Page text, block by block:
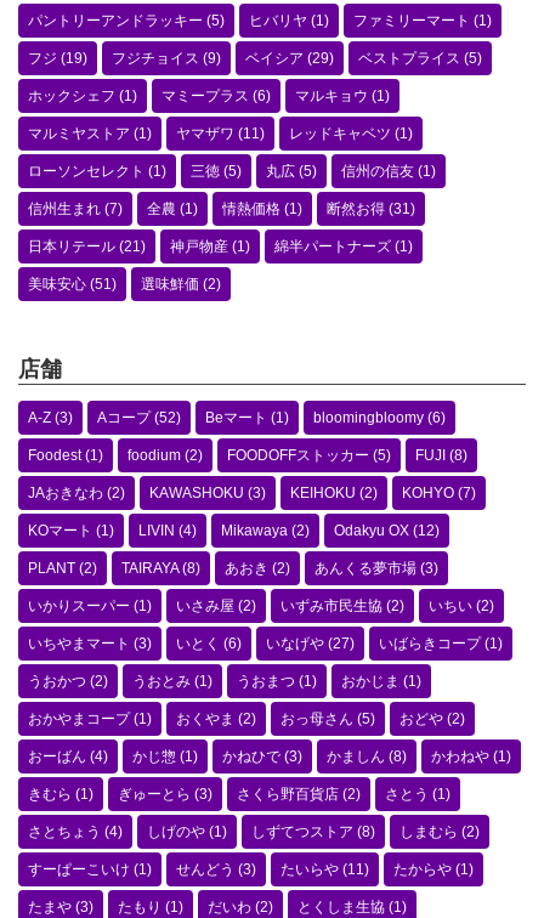
パントリーアンドラッキー (5) ヒバリヤ (1) ファミリーマート (1)
フジ (19) フジチョイス (9) ベイシア (29) ベストプライス (5)
ホックシェフ (1) マミープラス (6) マルキョウ (1)
マルミヤストア (1) ヤマザワ (11) レッドキャベツ (1)
ローソンセレクト (1) 三徳 (5) 丸広 (5) 信州の信友 (1)
信州生まれ (7) 全農 (1) 情熱価格 (1) 断然お得 (31)
日本リテール (21) 神戸物産 (1) 綿半パートナーズ (1)
美味安心 (51) 選味鮮価 (2)
店舗
A-Z (3) Aコープ(52) Beマート (1) bloomingbloomy (6)
Foodest(1) foodium (2) FOODOFFストッカー (5) FUJI (8)
JAおきなわ (2) KAWASHOKU (3) KEIHOKU (2) KOHYO (7)
KOマート (1) LIVIN (4) Mikawaya (2) Odakyu OX (12)
PLANT (2) TAIRAYA(8) あおき (2) あんくる夢市場 (3)
いかりスーパー (1) いさみ屋 (2) いずみ市民生協 (2) いちい (2)
いちやまマート (3) いとく (6) いなげや (27) いばらきコープ(1)
うおかつ (2) うおとみ (1) うおまつ (1) おかじま (1)
おかやまコープ(1) おくやま (2) おっ母さん (5) おどや (2)
おーばん (4) かじ惣 (1) かねひで (3) かましん (8) かわねや (1)
きむら (1) ぎゅーとら (3) さくら野百貨店 (2) さとう (1)
さとちょう (4) しげのや (1) しずてつストア (8) しまむら (2)
すーぱーこいけ (1) せんどう (3) たいらや (11) たからや (1)
たまや (3) たもり (1) だいわ (2) とくしま生協 (1)